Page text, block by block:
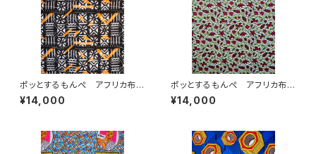
ポッとするもんぺ アフリカ布
No.64
¥14,000
ポッとするもんぺ アフリカ布
No.231
¥14,000